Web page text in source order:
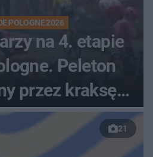
POLOGNE 2026
na 4. etapie
Peleton
przez kraksę
21